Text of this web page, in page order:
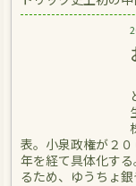
表。小泉政権が２
年を経て具体化す
るため、ゆうちょ